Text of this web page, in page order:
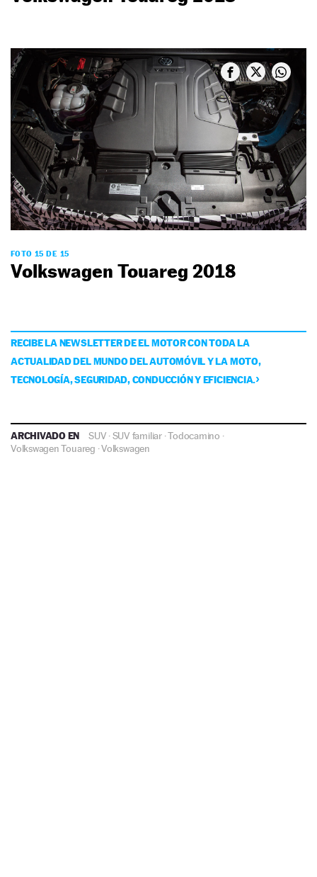
FOTO 15 DE 15
Volkswagen Touareg 2018
RECIBE LA NEWSLETTER DE EL MOTOR CON TODA LA
ACTUALIDAD DEL MUNDO DEL AUTOMÓVIL Y LA MOTO,
TECNOLOGÍA, SEGURIDAD, CONDUCCIÓN Y EFICIENCIA.
ARCHIVADO EN SUV ·SUV familiar·Todocamino ·
Volkswagen Touareg ·Volkswagen